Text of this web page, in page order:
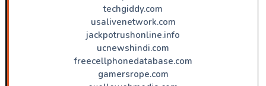
techgiddy.com
usalivenetwork.com
jackpotrushonline.info
ucnewshindi.com
freecellphonedatabase.com
gamersrope.com